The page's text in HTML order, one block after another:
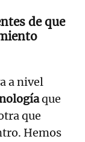
de que
a nivel
que
que
Hemos